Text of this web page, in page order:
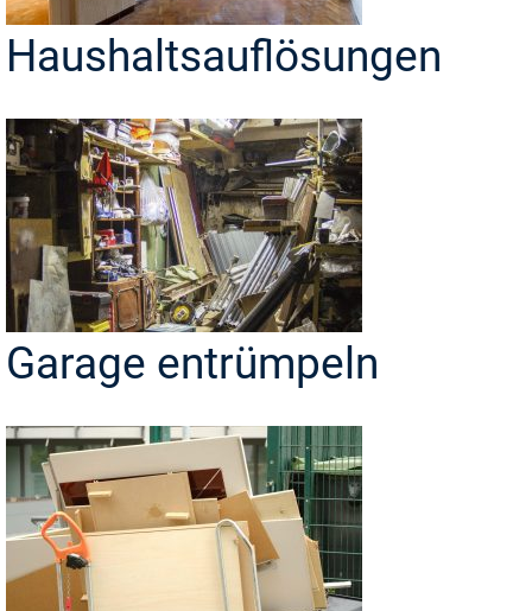
Haushaltsauflösungen
Garage entrümpeln